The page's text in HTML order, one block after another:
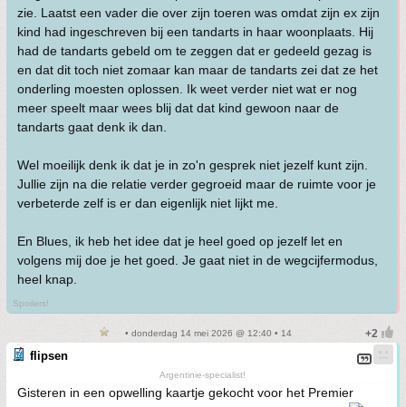
zie. Laatst een vader die over zijn toeren was omdat zijn ex zijn
kind had ingeschreven bij een tandarts in haar woonplaats. Hij
had de tandarts gebeld om te zeggen dat er gedeeld gezag is
en dat dit toch niet zomaar kan maar de tandarts zei dat ze het
onderling moesten oplossen. Ik weet verder niet wat er nog
meer speelt maar wees blij dat dat kind gewoon naar de
tandarts gaat denk ik dan.
Wel moeilijk denk ik dat je in zo'n gesprek niet jezelf kunt zijn.
Jullie zijn na die relatie verder gegroeid maar de ruimte voor je
verbeterde zelf is er dan eigenlijk niet lijkt me.
En Blues, ik heb het idee dat je heel goed op jezelf let en
volgens mij doe je het goed. Je gaat niet in de wegcijfermodus,
heel knap.
Spoilers!
• donderdag 14 mei 2026 @ 12:40 • 14
flipsen
Argentinie-specialist!
Gisteren in een opwelling kaartje gekocht voor het Premier